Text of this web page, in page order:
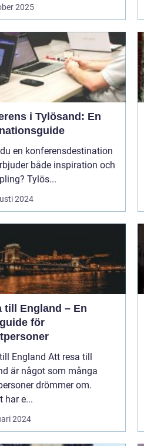
2025
i Tylösand: En
en konferensdestination
både inspiration och
Tylös...
2024
till England – En
för
Att resa till
är något som många
drömmer om.
har e...
2024